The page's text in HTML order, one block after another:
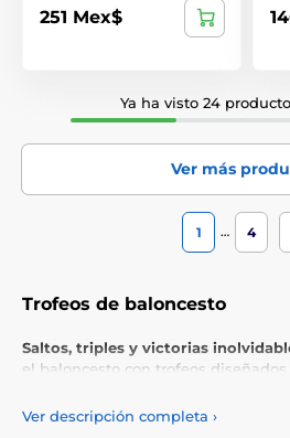
251 Mex$
Ya ha visto 24
Ver más
1 … 4
Trofeos de baloncesto
Saltos, triples y victorias
el baloncesto con trofeos
Desde figuras con balón hasta
Ver descripción completa ›